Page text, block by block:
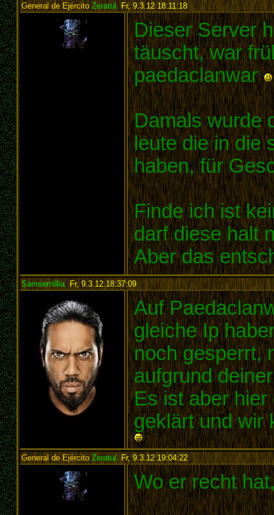
General de EjércitoZeratul,Fr, 9.3.12 18:11:18:
Dieser Server
täuscht, war
paedaclanwar
Damals wurde
leute die in die
haben, für
Finde ich ist
darf diese halt
Aber das
Samsemillia,Fr, 9.3.12 18:37:09:
Auf
gleiche Ip
noch gesperrt,
aufgrund
Es ist aber hier
geklärt und wir
General de EjércitoZeratul Fr, 9.3.12 19:04:22:
Wo er recht